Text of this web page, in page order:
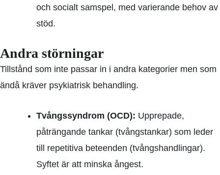
och socialt samspel, med varierande behov av
stöd.
Andra störningar
Tillstånd som inte passar in i andra kategorier men som
ändå kräver psykiatrisk behandling.
Tvångssyndrom (OCD): Upprepade,
påträngande tankar (tvångstankar) som leder
till repetitiva beteenden (tvångshandlingar).
Syftet är att minska ångest.